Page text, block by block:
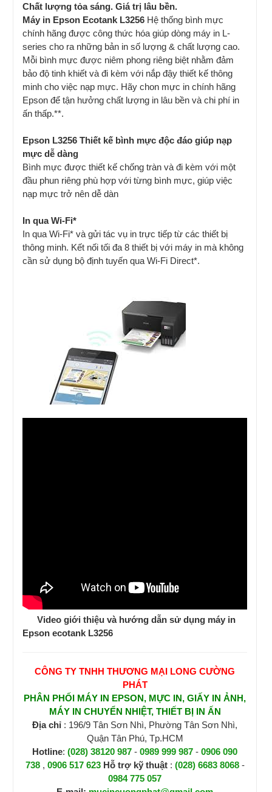
Chất lượng tỏa sáng. Giá trị lâu bền.
Máy in Epson Ecotank L3256 Hệ thống bình mực
chính hãng được công thức hóa giúp dòng máy in L-
series cho ra những bản in số lượng & chất lượng cao.
Mỗi bình mực được niêm phong riêng biệt nhằm đảm
bảo độ tinh khiết và đi kèm với nắp đậy thiết kế thông
minh cho việc nạp mực. Hãy chon mực in chính hãng
Epson để tận hưởng chất lượng in lâu bền và chi phí in
ấn thấp.**.
Epson L3256 Thiết kế bình mực độc đáo giúp nạp
mực dễ dàng
Bình mực được thiết kế chống tràn và đi kèm với một
đầu phun riêng phù hợp với từng bình mực, giúp việc
nạp mực trở nên dễ dàn
In qua Wi-Fi*
In qua Wi-Fi* và gửi tác vụ in trực tiếp từ các thiết bị
thông minh. Kết nối tối đa 8 thiết bị với máy in mà không
cần sử dụng bộ định tuyến qua Wi-Fi Direct*.
Video giới thiệu và hướng dẫn sử dụng máy in
Epson ecotank L3256
CÔNG TY TNHH THƯƠNG MẠI LONG CƯỜNG
PHÁT
PHÂN PHỐI MÁY IN EPSON, MỰC IN, GIẤY IN ẢNH,
MÁY IN CHUYỂN NHIỆT, THIẾT BỊ IN ẤN
Địa chỉ : 196/9 Tân Sơn Nhì, Phường Tân Sơn Nhì,
Quận Tân Phú, Tp.HCM
Hotline: (028) 38120 987 - 0989 999 987 - 0906 090
738, 0906 517 623 Hỗ trợ kỹ thuật : (028) 6683 8068-
0984 775 057